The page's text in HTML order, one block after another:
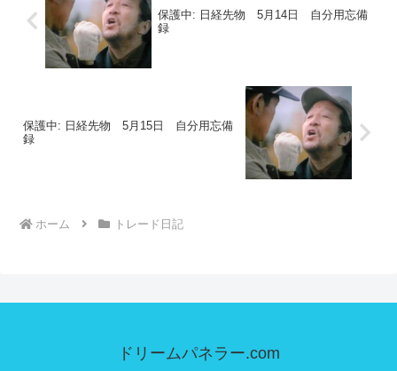
保護中: 日経先物 5月14日 自分用忘備
録
保護中: 日経先物 5月15日 自分用忘備
録
ホーム トレード日記
ドリームパネラー.com